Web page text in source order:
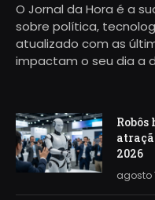
O Jornal da Hora é a
sobre política,
atualizado com as
impactam o seu dia a
2026
agosto